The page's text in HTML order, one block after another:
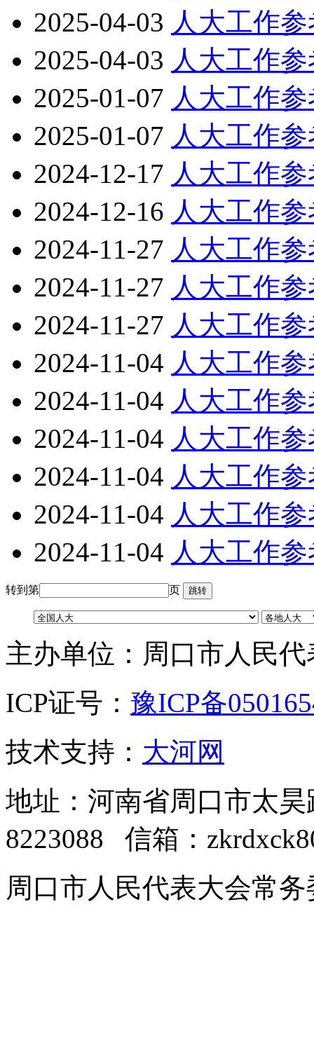
2025-04-03 人大工作
2025-04-03 人大工作
2025-01-07 人大工作
2025-01-07 人大工作
2024-12-17 人大工作
2024-12-16 人大工作
2024-11-27 人大工作
2024-11-27 人大工作
2024-11-27 人大工作
2024-11-04 人大工作
2024-11-04 人大工作
2024-11-04 人大工作
2024-11-04 人大工作
2024-11-04 人大工作
2024-11-04 人大工作
转到第 页
主办单位：周口市人民
ICP证号： 豫ICP备
技术支持： 大河网
地址：河南省周口市太
8223088 信箱：
周口市人民代表大会常